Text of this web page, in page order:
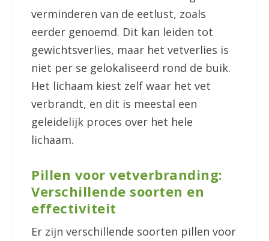
verminderen van de eetlust, zoals
eerder genoemd. Dit kan leiden tot
gewichtsverlies, maar het vetverlies is
niet per se gelokaliseerd rond de buik.
Het lichaam kiest zelf waar het vet
verbrandt, en dit is meestal een
geleidelijk proces over het hele
lichaam.
Pillen voor vetverbranding:
Verschillende soorten en
effectiviteit
Er zijn verschillende soorten pillen voor